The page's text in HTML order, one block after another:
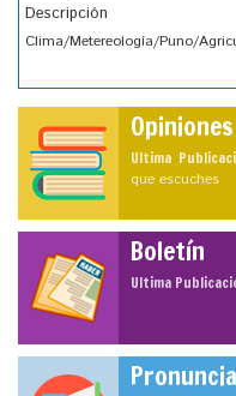
Descripción
Clima/Metereología/Puno/
Opiniones
Ultima
que escuches
Boletín
Ultima